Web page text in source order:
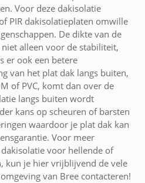
Voor deze dakisolatie
PIR dakisolatieplaten omwille
De dikte van de
alleen voor de stabiliteit,
er ook een betere
van het plat dak langs buiten,
of PVC, komt dan over de
langs buiten wordt
kans op scheuren of barsten
waardoor je plat dak kan
Voor meer
voor hellende of
kun je hier vrijblijvend de vele
van Bree contacteren!